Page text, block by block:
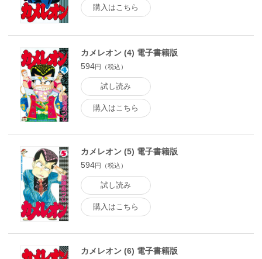
購入はこちら
カメレオン (4) 電子書籍版
594円（税込）
試し読み
購入はこちら
カメレオン (5) 電子書籍版
594円（税込）
試し読み
購入はこちら
カメレオン (6) 電子書籍版